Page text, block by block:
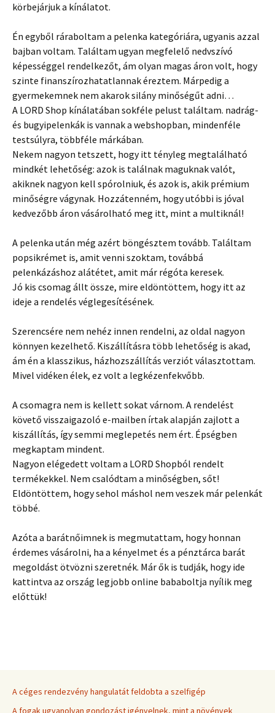
körbejárjuk a kínálatot.
Én egyből ráraboltam a pelenka kategóriára, ugyanis azzal
bajban voltam. Találtam ugyan megfelelő nedvszívó
képességgel rendelkezőt, ám olyan magas áron volt, hogy
szinte finanszírozhatatlannak éreztem. Márpedig a
gyermekemnek nem akarok silány minőségűt adni…
A LORD Shop kínálatában sokféle pelust találtam. nadrág-
és bugyipelenkák is vannak a webshopban, mindenféle
testsúlyra, többféle márkában.
Nekem nagyon tetszett, hogy itt tényleg megtalálható
mindkét lehetőség: azok is találnak maguknak valót,
akiknek nagyon kell spórolniuk, és azok is, akik prémium
minőségre vágynak. Hozzátenném, hogy utóbbi is jóval
kedvezőbb áron vásárolható meg itt, mint a multiknál!
A pelenka után még azért böngésztem tovább. Találtam
popsikrémet is, amit venni szoktam, továbbá
pelenkázáshoz alátétet, amit már régóta keresek.
Jó kis csomag állt össze, mire eldöntöttem, hogy itt az
ideje a rendelés véglegesítésének.
Szerencsére nem nehéz innen rendelni, az oldal nagyon
könnyen kezelhető. Kiszállításra több lehetőség is akad,
ám én a klasszikus, házhozszállítás verziót választottam.
Mivel vidéken élek, ez volt a legkézenfekvőbb.
A csomagra nem is kellett sokat várnom. A rendelést
követő visszaigazoló e-mailben írtak alapján zajlott a
kiszállítás, így semmi meglepetés nem ért. Épségben
megkaptam mindent.
Nagyon elégedett voltam a LORD Shopból rendelt
termékekkel. Nem csalódtam a minőségben, sőt!
Eldöntöttem, hogy sehol máshol nem veszek már pelenkát
többé.
Azóta a barátnőimnek is megmutattam, hogy honnan
érdemes vásárolni, ha a kényelmet és a pénztárca barát
megoldást ötvözni szeretnék. Már ők is tudják, hogy ide
kattintva az ország legjobb online bababoltja nyílik meg
előttük!
A céges rendezvény hangulatát feldobta a szelfigép
A fogak ugyanolyan gondozást igényelnek, mint a növények